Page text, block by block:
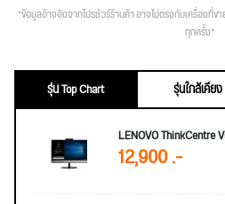
*ข้อมูลอ้างอิงจากโปรชัวร์ร้านค้า อาจไม่ตรงกับเครื่องที่
ทุกครั้ง*
รุ่น Top Chart รุ่นใกล้เคียง
LENOVO ThinkCentre
12,900 .-